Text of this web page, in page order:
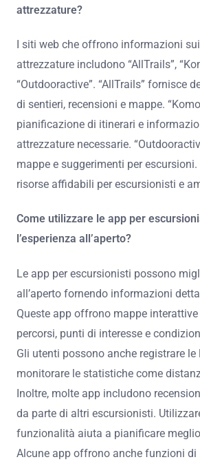
attrezzature?
I siti web che offrono informazioni
attrezzature includono “AllTrails”,
“Outdooractive”. “AllTrails” fornisce
di sentieri, recensioni e mappe.
pianificazione di itinerari e
attrezzature necessarie.
mappe e suggerimenti per
risorse affidabili per escursionisti e
Come utilizzare le app per
l’esperienza all’aperto?
Le app per escursionisti possono
all’aperto fornendo informazioni
Queste app offrono mappe
percorsi, punti di interesse e
Gli utenti possono anche registrare
monitorare le statistiche come
Inoltre, molte app includono
da parte di altri escursionisti.
funzionalità aiuta a pianificare
Alcune app offrono anche funzioni di